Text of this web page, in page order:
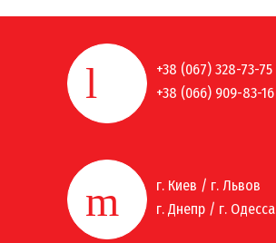
+38 (067) 328-73-75
+38 (066) 909-83-16
г. Киев / г. Львов
г. Днепр / г. Одесса